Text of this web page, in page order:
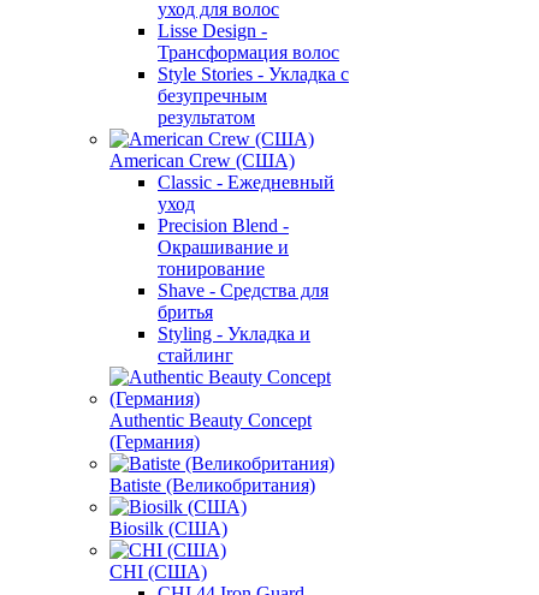
уход для волос
Lisse Design -
Трансформация волос
Style Stories - Укладка с
безупречным
результатом
American Crew (США)
Classic - Ежедневный
уход
Precision Blend -
Окрашивание и
тонирование
Shave - Средства для
бритья
Styling - Укладка и
стайлинг
Authentic Beauty Concept
(Германия)
Batiste (Великобритания)
Biosilk (США)
CHI (США)